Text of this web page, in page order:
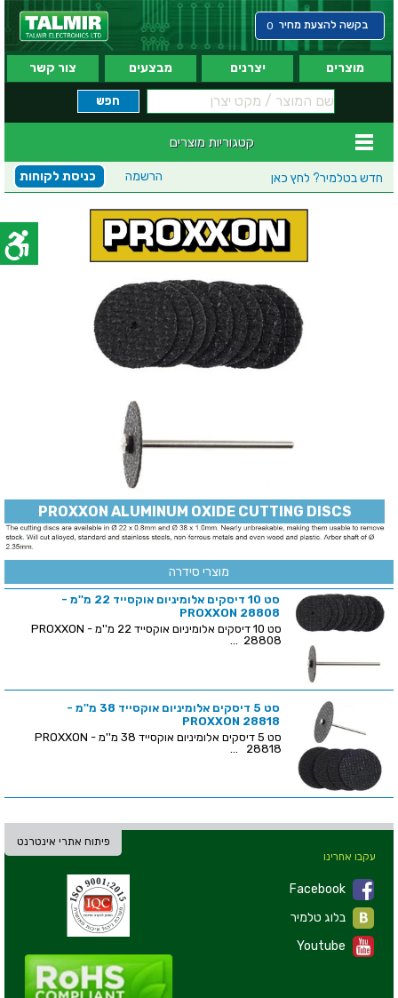
בקשה להצעת מחיר 0
מוצרים יצרנים מבצעים צור קשר
קטגוריות מוצרים
חדש בטלמיר? לחץ כאן כניסת לקוחות הרשמה
PROXXON ALUMINUM OXIDE CUTTING DISCS
מוצרי סידרה
סט 10 דיסקים אלומיניום אוקסייד 22 מ''מ -
PROXXON 28808
סט 10 דיסקים אלומיניום אוקסייד 22 מ''מ - PROXXON
28808 ...
סט 5 דיסקים אלומיניום אוקסייד 38 מ''מ -
PROXXON 28818
סט 5 דיסקים אלומיניום אוקסייד 38 מ''מ - PROXXON
28818 ...
פיתוח אתרי אינטרנט
עקבו אחרינו
Facebook
Youtube